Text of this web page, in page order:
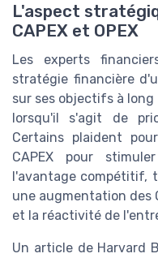
L'aspect
CAPEX et OPEX
Les experts
stratégie financière
sur ses objectifs à
lorsqu'il s'agit de
Certains plaident
CAPEX pour
l'avantage compétitif,
une augmentation des
et la réactivité de
Un article de Harvard